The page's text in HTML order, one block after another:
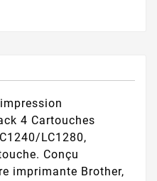
4 Cartouches
LC1280,
Conçu
imprimante Brother,